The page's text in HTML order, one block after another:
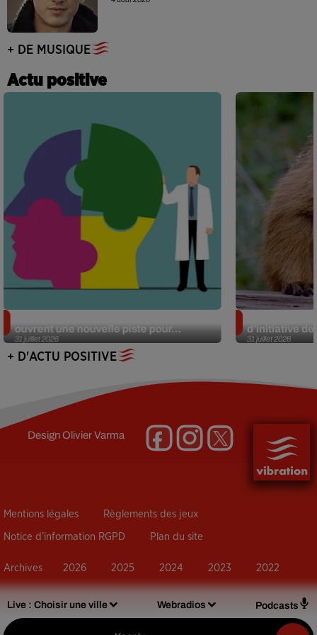
Live : Choisir une ville Webradios Podcasts
+ DE MUSIQUE
Actu positive
31 juillet 2026
ouvrent une nouvelle piste pour...
31 juillet 2026
d’initiative
+ D'ACTU POSITIVE
DesignOlivier Varma
Mentions légales Règlements des jeux
Notice d’information RGPD Plan du site
Archives 2026 2025 2024 2023 2022